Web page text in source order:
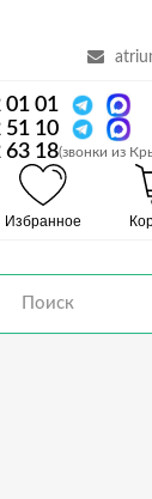
01 01
51 10
63 18(звонки из
Избранное